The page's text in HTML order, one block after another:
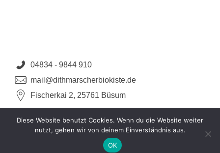
04834 - 9844 910
mail@dithmarscherbiokiste.de
Fischerkai 2, 25761 Büsum
Diese Website benutzt Cookies. Wenn du die Website weiter
nutzt, gehen wir von deinem Einverständnis aus.
OK